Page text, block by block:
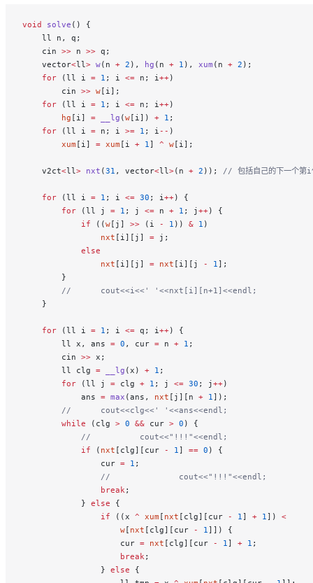
void solve () {
    ll n, q;
    cin
>> n >> q;
    vector
<ll > w(n + 2 ), hg (n + 1 ), xum (n + 2 );
    for
(ll i = 1 ; i <= n; i ++)
        cin
>> w[i];
    for
(ll i = 1 ; i <= n; i ++)
        hg
[i] = __lg (w[i]) + 1 ;
    for
(ll i = n; i >= 1 ; i -- )
        xum
[i] = xum [i + 1 ] ^ w[i];
    v2ct
<ll > nxt (31 , vector<ll >(n + 2 )); // 包括自己的下一个第i
    for
(ll i = 1 ; i <= 30 ; i ++) {
        for
(ll j = 1 ; j <= n + 1 ; j++) {
            if
((w[j] >> (i - 1 )) & 1 )
                nxt
[i][j] = j;
            else
                nxt
[i][j] = nxt [i][j - 1 ];
        }
        //		cout<<i<<' '<<nxt[i][n+1]<<endl;
    }
    for
(ll i = 1 ; i <= q; i ++) {
        ll x, ans
= 0 , cur = n + 1 ;
        cin
>> x;
        ll clg
= __lg (x) + 1 ;
        for
(ll j = clg + 1 ; j <= 30 ; j++)
            ans
= max (ans, nxt [j][n + 1 ]);
        //		cout<<clg<<' '<<ans<<endl;
        while
(clg > 0 && cur > 0 ) {
            //			cout<<"!!!"<<endl;
            if
( nxt [clg][cur - 1 ] == 0 ) {
                cur
= 1 ;
                //				cout<<"!!!"<<endl;
                break
;
            }
else {
                if
((x ^ xum [ nxt [clg][cur - 1 ] + 1 ]) <
                    w
[ nxt [clg][cur - 1 ]]) {
                    cur
= nxt [clg][cur - 1 ] + 1 ;
                    break
;
                }
else {